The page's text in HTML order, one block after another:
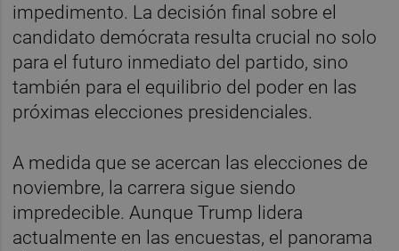
impedimento. La decisión final sobre el
candidato demócrata resulta crucial no solo
para el futuro inmediato del partido, sino
también para el equilibrio del poder en las
próximas elecciones presidenciales.
A medida que se acercan las elecciones de
noviembre, la carrera sigue siendo
impredecible. Aunque Trump lidera
actualmente en las encuestas, el panorama